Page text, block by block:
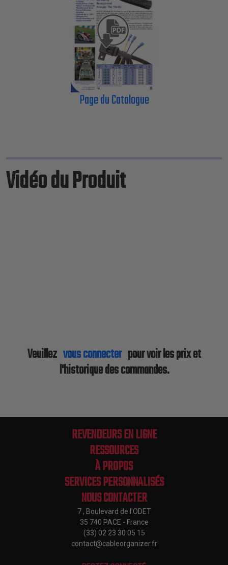
Page du Catalogue
Vidéo du Produit
Veuillez vous connecterpour voir les prix et
l'historique des commandes.
REVENDEURS EN LIGNE
RESSOURCES
À PROPOS
SERVICES PERSONNALISÉS
NOUS CONTACTER
7 , Boulevard de l'ODET
35 740 PACE - France
(33) 02 23 30 05 15
contact@cableorganizer.fr